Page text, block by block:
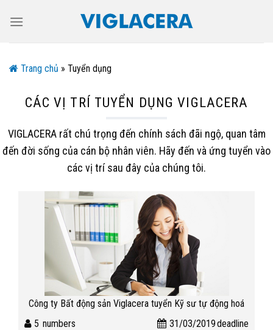
Trang chủ » Tuyển dụng
CÁC VỊ TRÍ TUYỂN DỤNG VIGLACERA
VIGLACERA rất chú trọng đến chính sách đãi ngộ, quan tâm
đến đời sống của cán bộ nhân viên. Hãy đến và ứng tuyển vào
các vị trí sau đây của chúng tôi.
Công ty Bất động sản Viglacera tuyển Kỹ sư tự động hoá
5 numbers 31/03/2019deadline